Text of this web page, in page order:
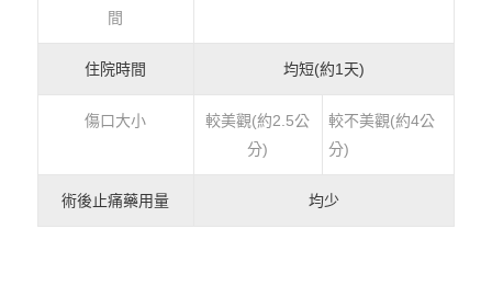
間
住院時間 均短(約1天)
傷口大小
較美觀(約2.5公
分)
較不美觀(約4公
分)
術後止痛藥用量 均少